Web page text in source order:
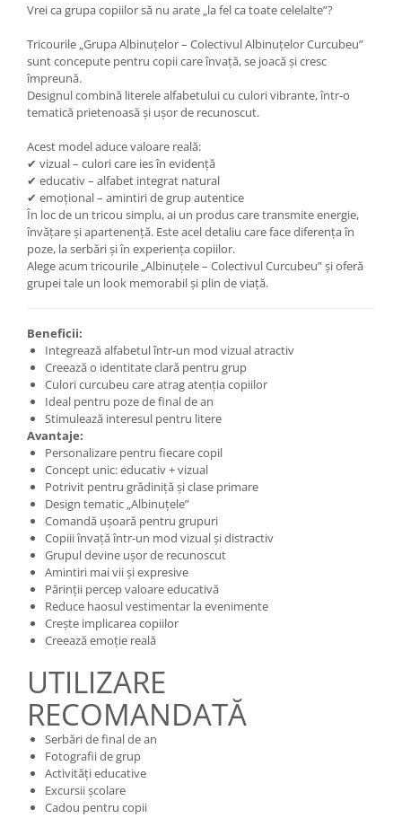
Vrei ca grupa copiilor să nu arate „la fel ca toate celelalte”?
Tricourile „Grupa Albinuțelor – Colectivul Albinuțelor Curcubeu”
sunt concepute pentru copii care învață, se joacă și cresc
împreună.
Designul combină literele alfabetului cu culori vibrante, într-o
tematică prietenoasă și ușor de recunoscut.
Acest model aduce valoare reală:
✔ vizual – culori care ies în evidență
✔ educativ – alfabet integrat natural
✔ emoțional – amintiri de grup autentice
În loc de un tricou simplu, ai un produs care transmite energie,
învățare și apartenență. Este acel detaliu care face diferența în
poze, la serbări și în experiența copiilor.
Alege acum tricourile „Albinuțele – Colectivul Curcubeu” și oferă
grupei tale un look memorabil și plin de viață.
Beneficii:
Integrează alfabetul într-un mod vizual atractiv
Creează o identitate clară pentru grup
Culori curcubeu care atrag atenția copiilor
Ideal pentru poze de final de an
Stimulează interesul pentru litere
Avantaje:
Personalizare pentru fiecare copil
Concept unic: educativ + vizual
Potrivit pentru grădiniță și clase primare
Design tematic „Albinuțele”
Comandă ușoară pentru grupuri
Copiii învață într-un mod vizual și distractiv
Grupul devine ușor de recunoscut
Amintiri mai vii și expresive
Părinții percep valoare educativă
Reduce haosul vestimentar la evenimente
Crește implicarea copiilor
Creează emoție reală
UTILIZARE
RECOMANDATĂ
Serbări de final de an
Fotografii de grup
Activități educative
Excursii școlare
Cadou pentru copii